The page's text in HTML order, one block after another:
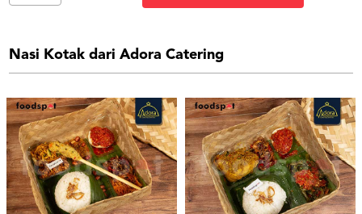
Nasi Kotak dari Adora Catering